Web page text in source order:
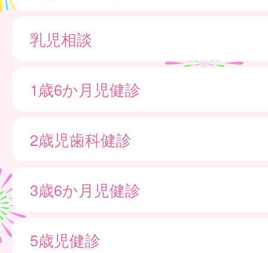
乳児相談
1歳6か月児健診
2歳児歯科健診
3歳6か月児健診
5歳児健診